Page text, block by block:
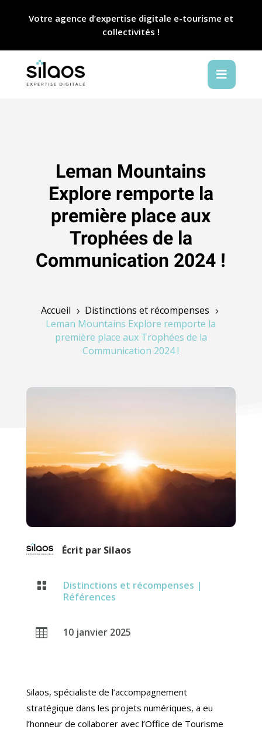
Votre agence d’expertise digitale e-tourisme et
collectivités !

Leman Mountains
Explore remporte la
première place aux
Trophées de la
Communication 2024 !
Accueil 5 Distinctions et récompenses 5
Leman Mountains Explore remporte la
première place aux Trophées de la
Communication 2024 !
Écrit par Silaos
 Distinctions et récompenses |
Références
 10 janvier 2025
Silaos, spécialiste de l’accompagnement
stratégique dans les projets numériques, a eu
l’honneur de collaborer avec l’Office de Tourisme